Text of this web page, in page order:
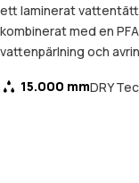
ett laminerat vattentätt
kombinerat med en
vattenpärlning och
15.000 mmDRY